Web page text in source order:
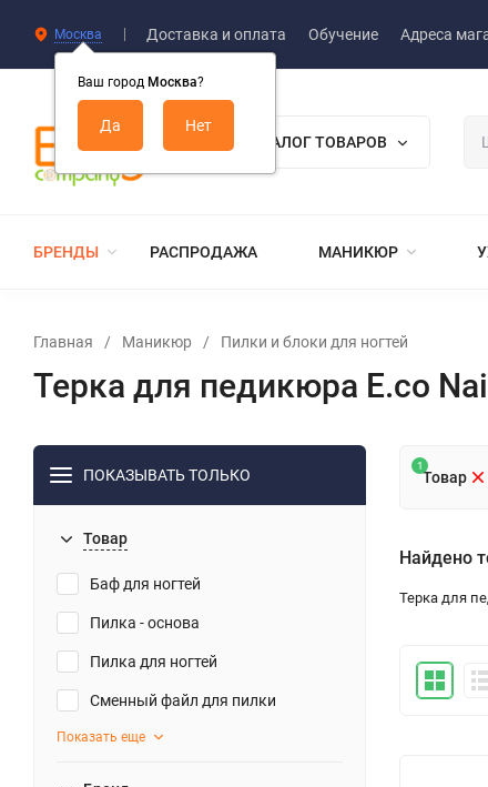
Москва
Ваш город Москва?
Доставка и оплата Обучение Адреса
КАТАЛОГ ТОВАРОВ
БРЕНДЫ РАСПРОДАЖА МАНИКЮР
Главная / Маникюр / ​Пилки и блоки для ногтей
Терка для педикюра E.co
ПОКАЗЫВАТЬ ТОЛЬКО
Товар
Баф для ногтей
Пилка - основа
Пилка для ногтей
Сменный файл для пилки
Показать еще
Товар
1
Найдено
Терка для